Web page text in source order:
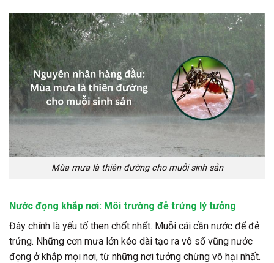
Mùa mưa là thiên đường cho muỗi sinh sản
Nước đọng khắp nơi: Môi trường đẻ trứng lý tưởng
Đây chính là yếu tố then chốt nhất. Muỗi cái cần nước để đẻ
trứng. Những cơn mưa lớn kéo dài tạo ra vô số vũng nước
đọng ở khắp mọi nơi, từ những nơi tưởng chừng vô hại nhất.